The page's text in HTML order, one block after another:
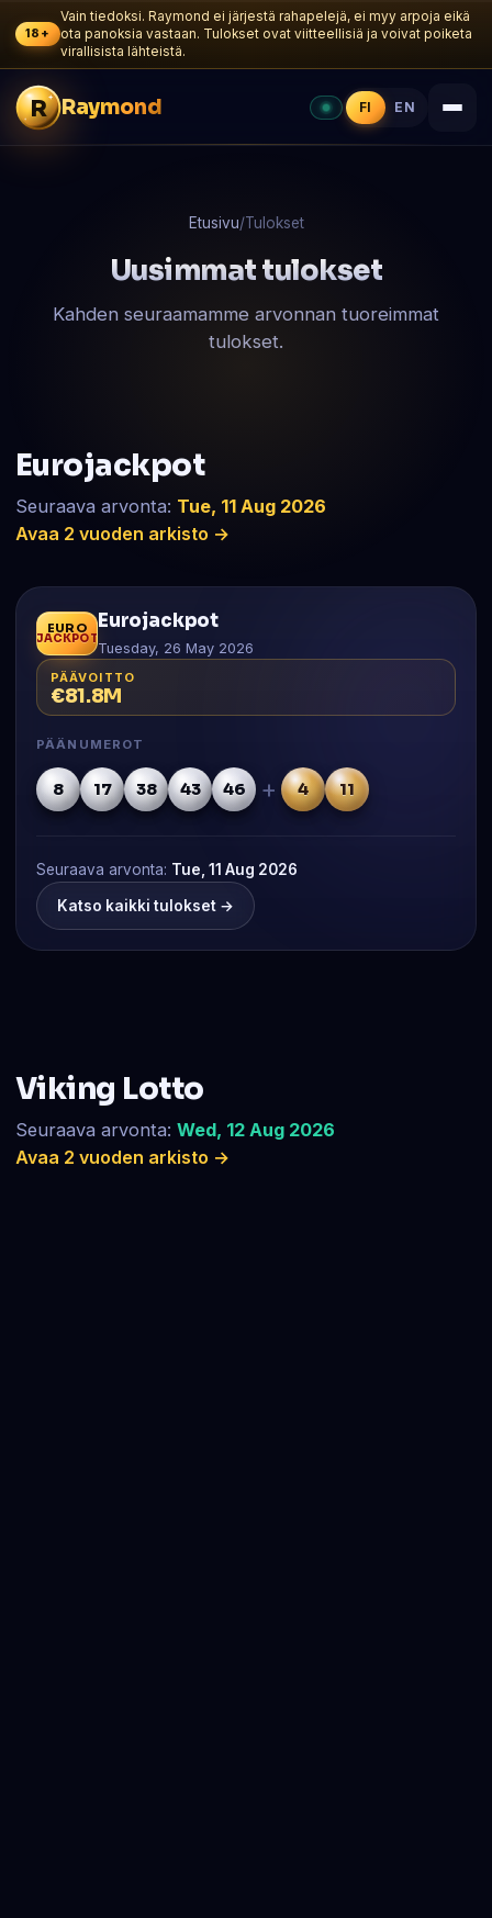
18+
Vain tiedoksi. Raymond ei järjestä rahapelejä, ei myy arpoja eikä
ota panoksia vastaan. Tulokset ovat viitteellisiä ja voivat poiketa
virallisista lähteistä.
R Raymond FI EN
Etusivu/Tulokset
Uusimmat tulokset
Kahden seuraamamme arvonnan tuoreimmat
tulokset.
Eurojackpot
Seuraava arvonta: Tue, 11 Aug 2026
Avaa 2 vuoden arkisto →
EURO
JACKPOT
Eurojackpot
Tuesday, 26 May 2026
PÄÄVOITTO
€81.8M
PÄÄNUMEROT
8 17 38 43 46 + 4 11
Seuraava arvonta: Tue, 11 Aug 2026
Katso kaikki tulokset →
Viking Lotto
Seuraava arvonta: Wed, 12 Aug 2026
Avaa 2 vuoden arkisto →